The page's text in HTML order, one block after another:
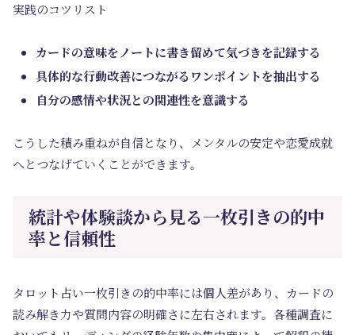
実践のコツリスト
カードの意味をノートに書き留めて気づきを記録する
具体的な行動改善につながるワンポイントを抽出する
自分の感情や状況との関連性を意識する
こうした積み重ねが自信となり、メンタルの安定や恋愛成就
へとつなげていくことができます。
統計や体験談から見る一枚引きの的中
率と信頼性
タロット占い一枚引きの的中率には個人差があり、カードの
読み解き力や質問内容の明確さに左右されます。各種調査に